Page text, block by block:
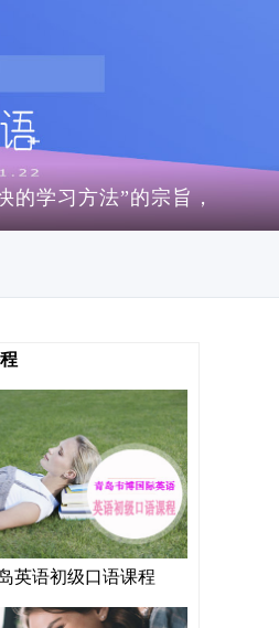
的学习方法”的宗旨，
英语初级口语课程